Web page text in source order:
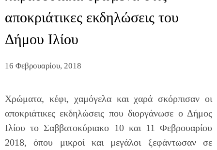
αποκριάτικες εκδηλώσεις του
Δήμου Ιλίου
16 Φεβρουαρίου, 2018
Χρώματα, κέφι, χαμόγελα και χαρά σκόρπισαν οι
αποκριάτικες εκδηλώσεις που διοργάνωσε ο Δήμος
Ιλίου το Σαββατοκύριακο 10 και 11 Φεβρουαρίου
2018, όπου μικροί και μεγάλοι ξεφάντωσαν σε